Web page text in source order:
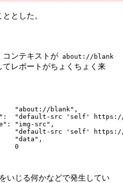
とした。
コンテキストが about://blank
レポートがちょくちょく来
"about://blank" ,
:
"default-src 'self'
: "img-src" ,
"default-src 'self'
"data" ,
0
いじる何かなどで発生してい